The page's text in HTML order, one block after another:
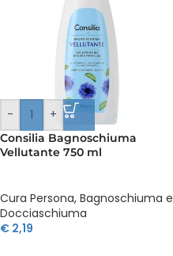
- +
Consilia Bagnoschiuma
Vellutante 750 ml
Cura Persona, Bagnoschiuma e
Docciaschiuma
€ 2,19